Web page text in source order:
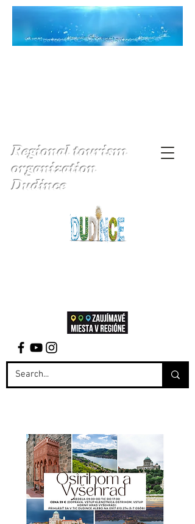
Regional tourism
organization
Dudince